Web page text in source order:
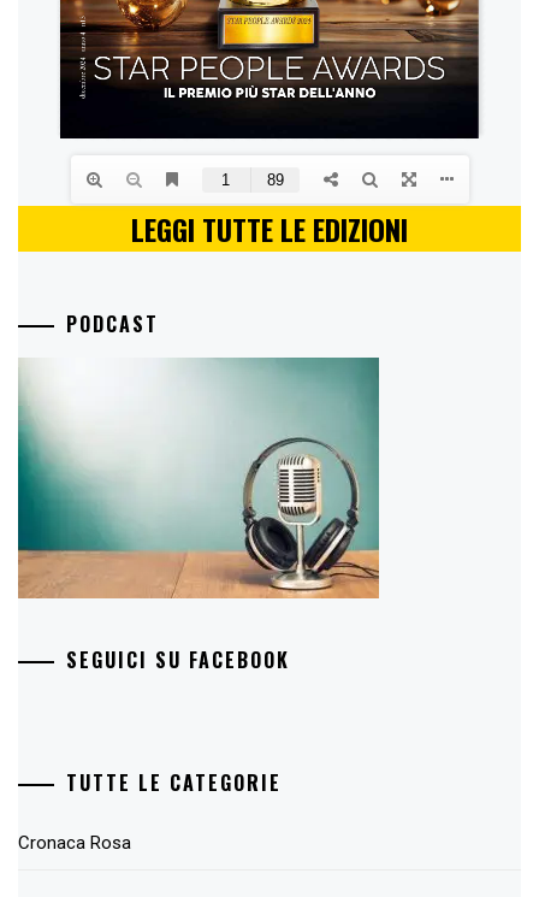
LEGGI TUTTE LE EDIZIONI
PODCAST
SEGUICI SU FACEBOOK
TUTTE LE CATEGORIE
Cronaca Rosa